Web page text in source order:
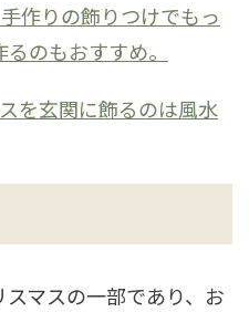
作りの飾りつけでもっ
のもおすすめ。
を玄関に飾るのは風水
マスの一部であり、お